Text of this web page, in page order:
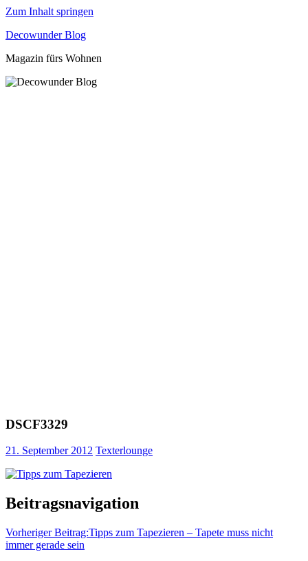
Zum Inhalt springen
Decowunder Blog
Magazin fürs Wohnen
DSCF3329
21. September 2012 Texterlounge
Beitragsnavigation
Vorheriger Beitrag:Tipps zum Tapezieren – Tapete muss nicht
immer gerade sein